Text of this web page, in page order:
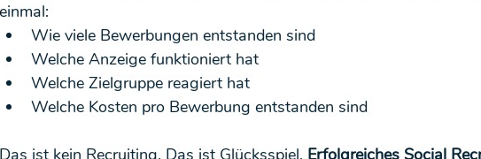
einmal:
Wie viele Bewerbungen entstanden sind
Welche Anzeige funktioniert hat
Welche Zielgruppe reagiert hat
Welche Kosten pro Bewerbung entstanden sind